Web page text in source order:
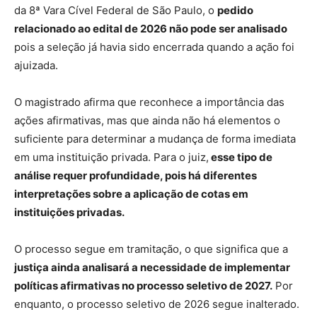
da 8ª Vara Cível Federal de São Paulo, o pedido
relacionado ao edital de 2026 não pode ser analisado
pois a seleção já havia sido encerrada quando a ação foi
ajuizada.
O magistrado afirma que reconhece a importância das
ações afirmativas, mas que ainda não há elementos o
suficiente para determinar a mudança de forma imediata
em uma instituição privada. Para o juiz, esse tipo de
análise requer profundidade, pois há diferentes
interpretações sobre a aplicação de cotas em
instituições privadas.
O processo segue em tramitação, o que significa que a
justiça ainda analisará a necessidade de implementar
políticas afirmativas no processo seletivo de 2027. Por
enquanto, o processo seletivo de 2026 segue inalterado.